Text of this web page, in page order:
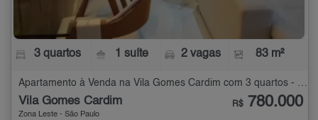
3 quartos 1 suíte 2 vagas 83 m²
Apartamento à Venda na Vila Gomes Cardim com 3 quartos - 83 m²
Vila Gomes Cardim
Zona Leste - São Paulo
R$ 780.000